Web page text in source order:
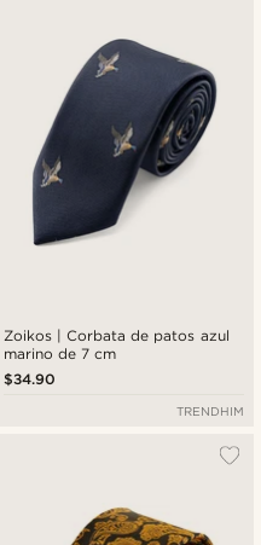
Zoikos | Corbata de patos azul
marino de 7 cm
$34.90
TRENDHIM